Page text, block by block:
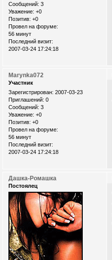
Сообщений: 3
Уважение: +0
Позитив: +0
Провел на форуме:
56 минут
Последний визит:
2007-03-24 17:24:18
Marynka072
Участник
Зарегистрирован: 2007-03-23
Приглашений: 0
Сообщений: 3
Уважение: +0
Позитив: +0
Провел на форуме:
56 минут
Последний визит:
2007-03-24 17:24:18
Дашка-Ромашка
Постоялец